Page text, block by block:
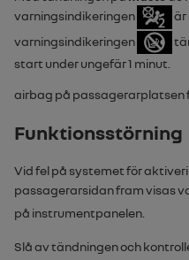
varningsindikeringen
är
varningsindikeringen
start under ungefär 1 minut.
airbag på passagerarplatsen
Funktionsstörning
Vid fel på systemet för
passagerarsidan fram visas
på instrumentpanelen.
Slå av tändningen och